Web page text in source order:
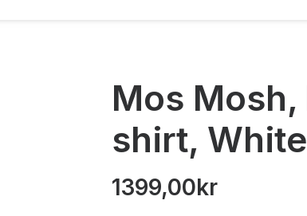
Mos
shirt, White
1399,00kr